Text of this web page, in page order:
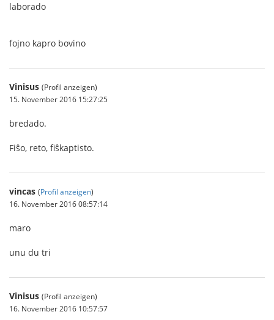
laborado
fojno kapro bovino
Vinisus (Profil anzeigen)
15. November 2016 15:27:25
bredado.
Fiŝo, reto, fiŝkaptisto.
vincas (Profil anzeigen)
16. November 2016 08:57:14
maro
unu du tri
Vinisus (Profil anzeigen)
16. November 2016 10:57:57